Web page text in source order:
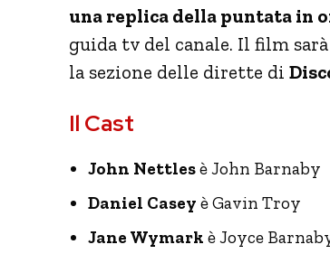
una replica della puntata in
guida tv del canale. Il film
la sezione delle dirette di
Il Cast
John Nettlesè John Barnaby
Daniel Casey è Gavin Troy
Jane Wymark è Joyce